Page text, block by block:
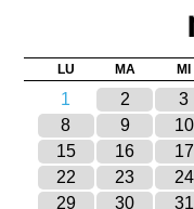
LU MA MI
1 2 3
8
9 10
15
16 17
22
23 24
29
30 31